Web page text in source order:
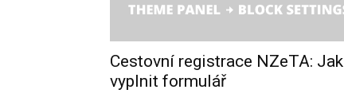
Cestovní registrace NZeTA: Jak
vyplnit formulář